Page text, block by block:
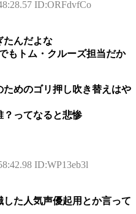
ID:ORFdvfCo
たんだよな
もトム・クルーズ担当だか
めのゴリ押し吹き替えはや
？ってなると悲惨
ID:WP13eb3l
た人気声優起用とか言って